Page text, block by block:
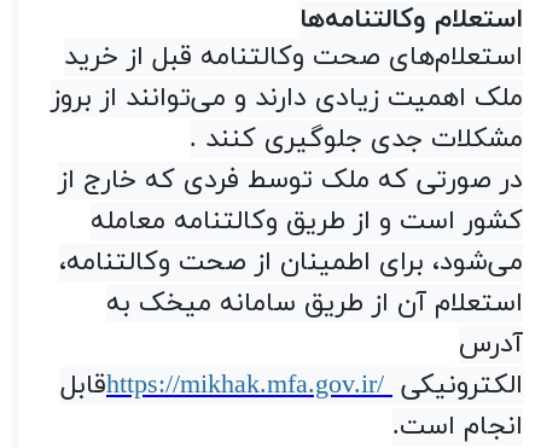
استعلام وکالتنامه‌ها
استعلام‌های صحت وکالتنامه قبل از خرید
ملک اهمیت زیادی دارند و می‌توانند از بروز
مشکلات جدی جلوگیری کنند .
در صورتی که ملک توسط فردی که خارج از
کشور است و از طریق وکالتنامه معامله
می‌شود، برای اطمینان از صحت وکالتنامه،
استعلام آن از طریق سامانه میخک به
آدرس
الکترونیکی https://mikhak.mfa.gov.ir/قابل
انجام است.